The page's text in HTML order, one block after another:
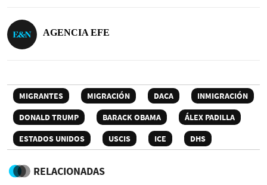
AGENCIA EFE
MIGRANTES MIGRACIÓN DACA
INMIGRACIÓN
DONALD TRUMP
BARACK OBAMA
ÁLEX PADILLA
ESTADOS UNIDOS
USCIS ICE DHS
RELACIONADAS